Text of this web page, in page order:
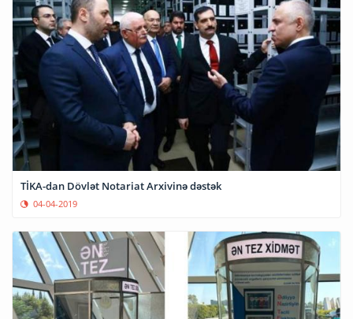
TİKA-dan Dövlət Notariat Arxivinə dəstək
04-04-2019